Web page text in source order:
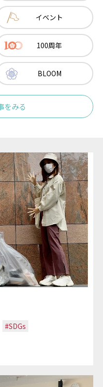
100周年
BLOOM
イベント
100周年
BLOOM
をみる
#SDGs